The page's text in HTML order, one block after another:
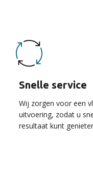
Snelle service
Wij zorgen voor een
uitvoering, zodat u
resultaat kunt